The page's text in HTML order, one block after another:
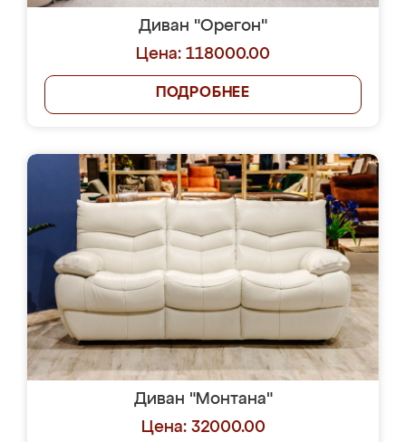
Диван "Орегон"
Цена: 118000.00
ПОДРОБНЕЕ
Диван "Монтана"
Цена: 32000.00